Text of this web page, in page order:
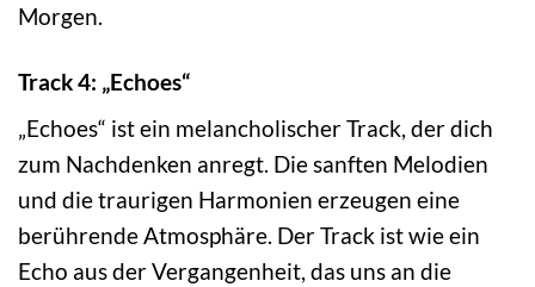
Morgen.
Track 4: „Echoes“
„Echoes“ ist ein melancholischer Track, der dich
zum Nachdenken anregt. Die sanften Melodien
und die traurigen Harmonien erzeugen eine
berührende Atmosphäre. Der Track ist wie ein
Echo aus der Vergangenheit, das uns an die